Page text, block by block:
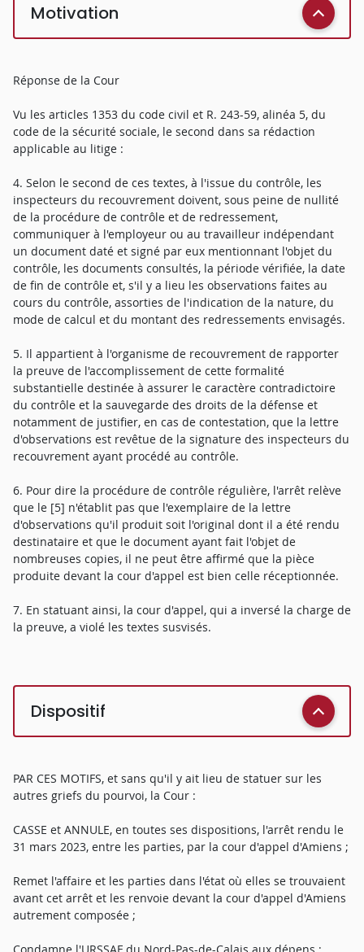
Motivation
Réponse de la Cour
Vu les articles 1353 du code civil et R. 243-59, alinéa 5, du
code de la sécurité sociale, le second dans sa rédaction
applicable au litige :
4. Selon le second de ces textes, à l'issue du contrôle, les
inspecteurs du recouvrement doivent, sous peine de nullité
de la procédure de contrôle et de redressement,
communiquer à l'employeur ou au travailleur indépendant
un document daté et signé par eux mentionnant l'objet du
contrôle, les documents consultés, la période vérifiée, la date
de fin de contrôle et, s'il y a lieu les observations faites au
cours du contrôle, assorties de l'indication de la nature, du
mode de calcul et du montant des redressements envisagés.
5. Il appartient à l'organisme de recouvrement de rapporter
la preuve de l'accomplissement de cette formalité
substantielle destinée à assurer le caractère contradictoire
du contrôle et la sauvegarde des droits de la défense et
notamment de justifier, en cas de contestation, que la lettre
d'observations est revêtue de la signature des inspecteurs du
recouvrement ayant procédé au contrôle.
6. Pour dire la procédure de contrôle régulière, l'arrêt relève
que le [5] n'établit pas que l'exemplaire de la lettre
d'observations qu'il produit soit l'original dont il a été rendu
destinataire et que le document ayant fait l'objet de
nombreuses copies, il ne peut être affirmé que la pièce
produite devant la cour d'appel est bien celle réceptionnée.
7. En statuant ainsi, la cour d'appel, qui a inversé la charge de
la preuve, a violé les textes susvisés.
Dispositif
PAR CES MOTIFS, et sans qu'il y ait lieu de statuer sur les
autres griefs du pourvoi, la Cour :
CASSE et ANNULE, en toutes ses dispositions, l'arrêt rendu le
31 mars 2023, entre les parties, par la cour d'appel d'Amiens ;
Remet l'affaire et les parties dans l'état où elles se trouvaient
avant cet arrêt et les renvoie devant la cour d'appel d'Amiens
autrement composée ;